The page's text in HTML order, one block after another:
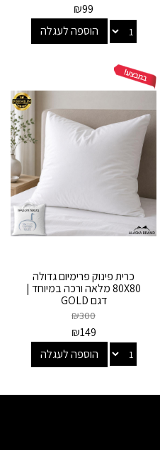
₪99
הוספה לעגלה
כרית פינוק פרימיום גדולה
80X80 מלאה ורכה במיוחד |
דגם GOLD
₪300
₪149
הוספה לעגלה